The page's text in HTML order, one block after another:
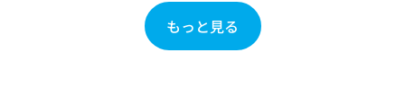
もっと見る